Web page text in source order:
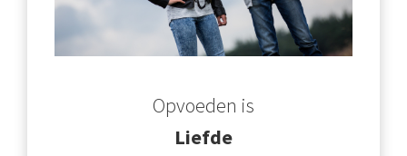
Opvoeden is
Liefde